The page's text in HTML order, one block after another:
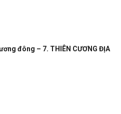
đông – 7. THIÊN CƯƠNG ĐỊA